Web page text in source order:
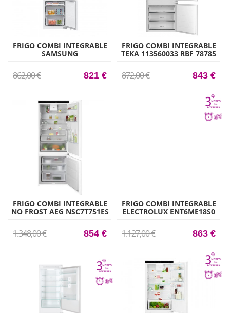
FRIGO COMBI INTEGRABLE
SAMSUNG
54CM CLASE E
862,00 € 821 €
FRIGO COMBI INTEGRABLE
TEKA 113560033 RBF 78785
872,00 € 843 €
FRIGO COMBI INTEGRABLE
NO FROST AEG NSC7T751ES
1.348,00 € 854 €
FRIGO COMBI INTEGRABLE
ELECTROLUX ENT6ME18S0
1.127,00 € 863 €